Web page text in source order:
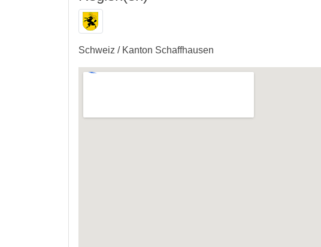
Schweiz / Kanton Schaffhausen